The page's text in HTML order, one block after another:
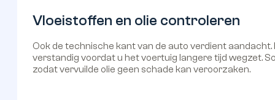
Vloeistoffen en olie controleren
Ook de technische kant van de auto verdient
verstandig voordat u het voertuig langere tijd wegzet.
zodat vervuilde olie geen schade kan veroorzaken.